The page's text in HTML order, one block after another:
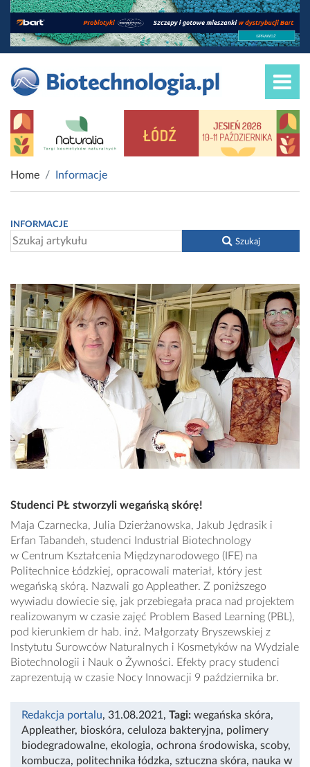
Home Informacje
INFORMACJE
Szukaj
Studenci PŁ stworzyli wegańską skórę!
Maja Czarnecka, Julia Dzierżanowska, Jakub Jędrasik i
Erfan Tabandeh, studenci Industrial Biotechnology
w Centrum Kształcenia Międzynarodowego (IFE) na
Politechnice Łódzkiej, opracowali materiał, który jest
wegańską skórą. Nazwali go Appleather. Z poniższego
wywiadu dowiecie się, jak przebiegała praca nad projektem
realizowanym w czasie zajęć Problem Based Learning (PBL),
pod kierunkiem dr hab. inż. Małgorzaty Bryszewskiej z
Instytutu Surowców Naturalnych i Kosmetyków na Wydziale
Biotechnologii i Nauk o Żywności. Efekty pracy studenci
zaprezentują w czasie Nocy Innowacji 9 października br.
Redakcja portalu, 31.08.2021 , Tagi: wegańska skóra,
Appleather, bioskóra, celuloza bakteryjna, polimery
biodegradowalne, ekologia, ochrona środowiska, scoby,
kombucza, politechnika łódzka, sztuczna skóra, nauka w